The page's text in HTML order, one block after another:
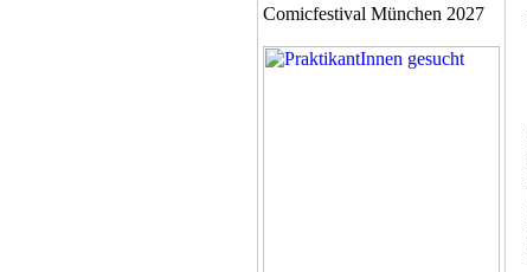
Comicfestival München 2027